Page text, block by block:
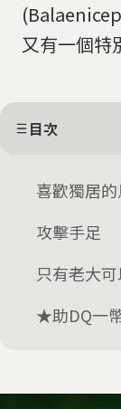
又有一個特
目次
喜歡獨居
攻擊手足
只有老大
★助DQ一